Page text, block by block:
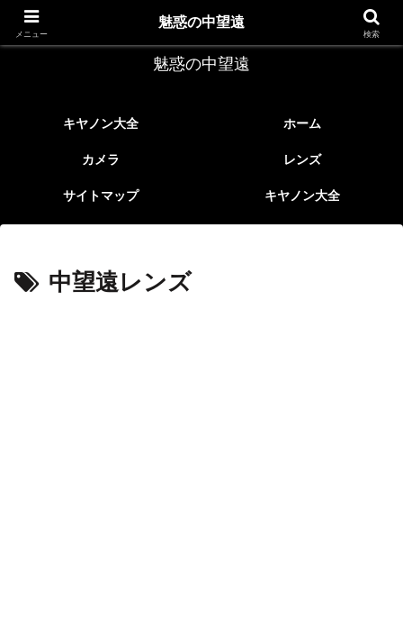
レトロなEFレンズ
魅惑の中望遠
キヤノン大全 ホーム
カメラ レンズ
サイトマップ キヤノン大全
中望遠レンズ
メニュー
魅惑の中望遠
検索